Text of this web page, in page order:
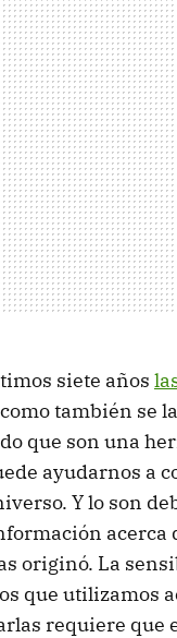
siete años
también se
que son una
ayudarnos a
Y lo son
acerca
originó. La
que utilizamos
requiere que